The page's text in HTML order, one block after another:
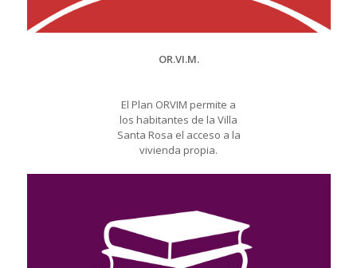
OR.VI.M.
El Plan ORVIM permite a
los habitantes de la Villa
Santa Rosa el acceso a la
vivienda propia.